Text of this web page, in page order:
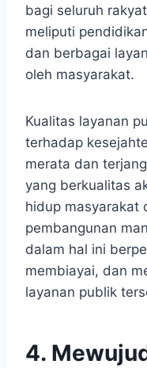
bagi seluruh
meliputi
dan berbagai
oleh masyarakat.
Kualitas layanan
terhadap
merata dan
yang berkualitas
hidup masyarakat
pembangunan
dalam hal ini
membiayai, dan
layanan publik
4.